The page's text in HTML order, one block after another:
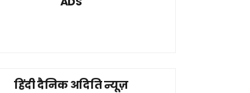
हिंदी दैनिक अदिति न्यूज़